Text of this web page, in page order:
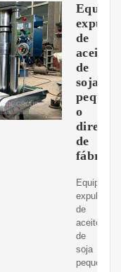
Equipo
de
aceite
de
soja
peque?
o
directo
de
fábrica
Equipo
expulsor
de
aceite
de
soja
pequeño